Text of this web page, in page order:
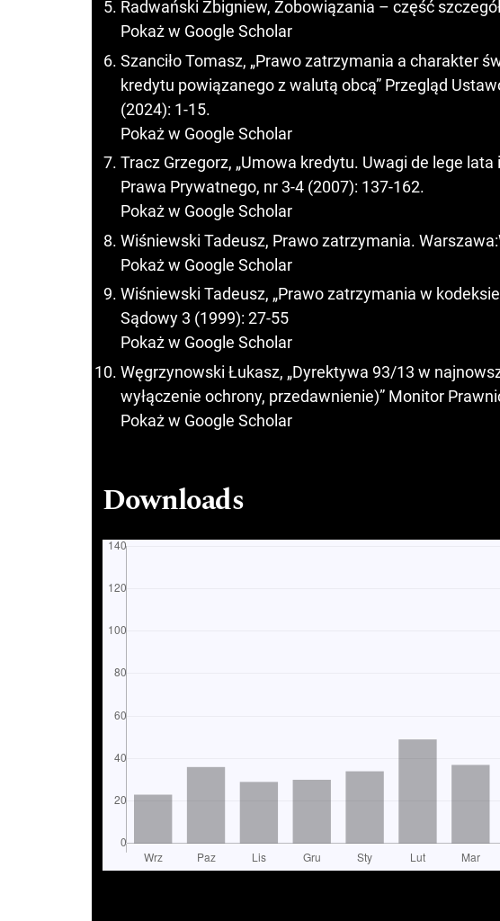
Radwański Zbigniew, Zobowiązania – część
Pokaż w Google Scholar
Szanciło Tomasz, „Prawo zatrzymania a charakter
kredytu powiązanego z walutą obcą” Przegląd
(2024): 1-15.
Pokaż w Google Scholar
Tracz Grzegorz, „Umowa kredytu. Uwagi de lege
Prawa Prywatnego, nr 3-4 (2007): 137-162.
Pokaż w Google Scholar
Wiśniewski Tadeusz, Prawo zatrzymania.
Pokaż w Google Scholar
Wiśniewski Tadeusz, „Prawo zatrzymania w
Sądowy 3 (1999): 27-55
Pokaż w Google Scholar
Węgrzynowski Łukasz, „Dyrektywa 93/13 w
wyłączenie ochrony, przedawnienie)” Monitor
Pokaż w Google Scholar
Downloads